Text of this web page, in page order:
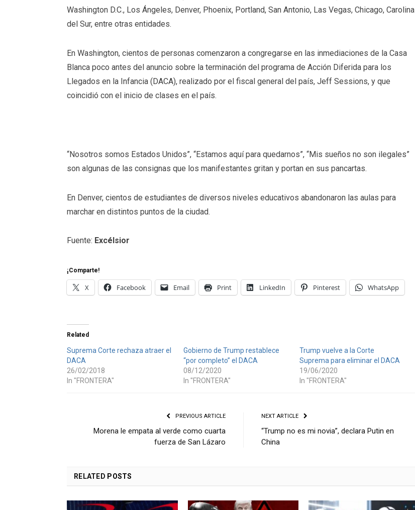
Washington D.C., Los Ángeles, Denver, Phoenix, Portland, San Antonio, Las Vegas, Chicago, Carolina
del Sur, entre otras entidades.
En Washington, cientos de personas comenzaron a congregarse en las inmediaciones de la Casa
Blanca poco antes del anuncio sobre la terminación del programa de Acción Diferida para los
Llegados en la Infancia (DACA), realizado por el fiscal general del país, Jeff Sessions, y que
coincidió con el inicio de clases en el país.
“Nosotros somos Estados Unidos”, “Estamos aquí para quedarnos”, “Mis sueños no son ilegales”
son algunas de las consignas que los manifestantes gritan y portan en sus pancartas.
En Denver, cientos de estudiantes de diversos niveles educativos abandonaron las aulas para
marchar en distintos puntos de la ciudad.
Fuente: Excélsior
¡Comparte!
X Facebook Email Print LinkedIn Pinterest WhatsApp
Related
Suprema Corte rechaza atraer el
DACA
26/02/2018
In "FRONTERA"
Gobierno de Trump restablece
“por completo” el DACA
08/12/2020
In "FRONTERA"
Trump vuelve a la Corte
Suprema para eliminar el DACA
19/06/2020
In "FRONTERA"
PREVIOUS ARTICLE
Morena le empata al verde como cuarta
fuerza de San Lázaro
NEXT ARTICLE
“Trump no es mi novia”, declara Putin en
China
RELATED POSTS